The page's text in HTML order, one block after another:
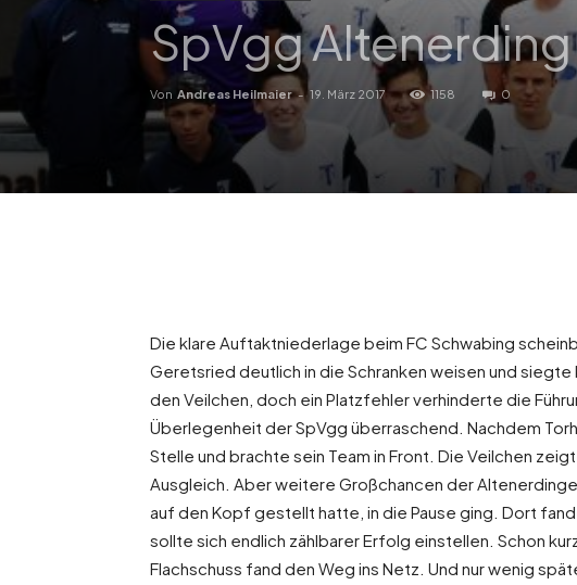
SpVgg
Von Andreas Heilmaier - 19. März 2017 1158 0
Die klare Auftaktniederlage beim FC Schwabing
Geretsried deutlich in die Schranken weisen und
den Veilchen, doch ein Platzfehler verhinderte die
Überlegenheit der SpVgg überraschend. Nachdem
Stelle und brachte sein Team in Front. Die Veilchen
Ausgleich. Aber weitere Großchancen der
auf den Kopf gestellt hatte, in die Pause ging. Dort
sollte sich endlich zählbarer Erfolg einstellen. Schon
Flachschuss fand den Weg ins Netz. Und nur wenig